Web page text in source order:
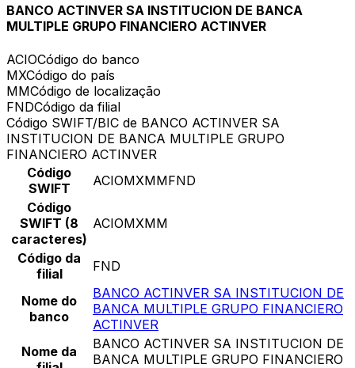
BANCO ACTINVER SA INSTITUCION DE BANCA
MULTIPLE GRUPO FINANCIERO ACTINVER
ACIOCódigo do banco
MXCódigo do país
MMCódigo de localização
FNDCódigo da filial
Código SWIFT/BIC de BANCO ACTINVER SA
INSTITUCION DE BANCA MULTIPLE GRUPO
FINANCIERO ACTINVER
Código
SWIFT
ACIOMXMMFND
Código
SWIFT (8
caracteres)
ACIOMXMM
Código da
filial
FND
Nome do
banco
BANCO ACTINVER SA INSTITUCION DE
BANCA MULTIPLE GRUPO FINANCIERO
ACTINVER
Nome da
BANCO ACTINVER SA INSTITUCION DE
BANCA MULTIPLE GRUPO FINANCIERO